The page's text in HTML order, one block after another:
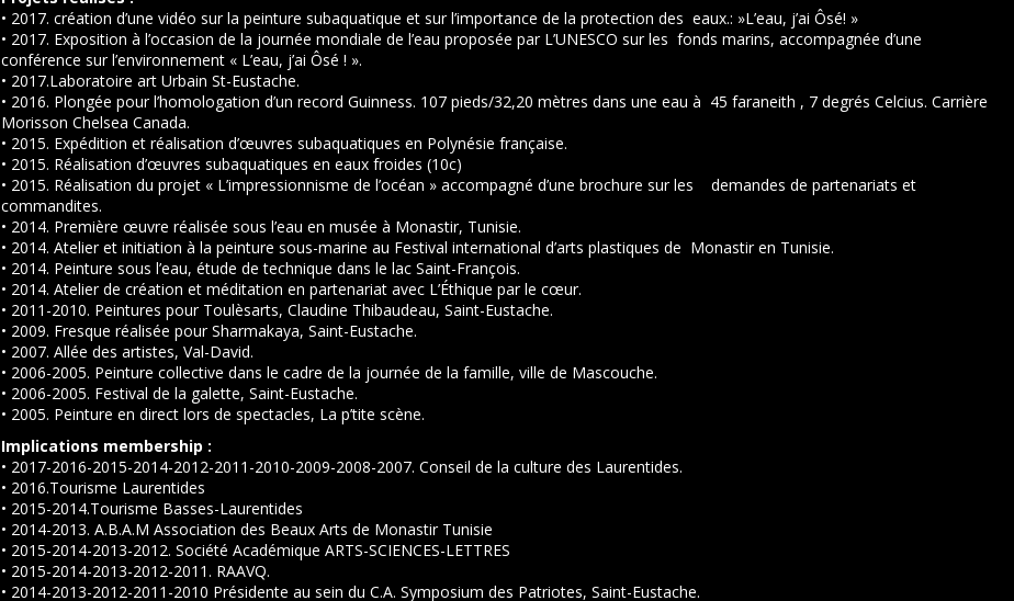
• 2017. création d’une vidéo sur la peinture subaquatique et sur l’importance de la protection des eaux.: »L’eau, j’ai Ôsé! »
• 2017. Exposition à l’occasion de la journée mondiale de l’eau proposée par L’UNESCO sur les fonds marins, accompagnée d’une
conférence sur l’environnement « L’eau, j’ai Ôsé ! ».
• 2017.Laboratoire art Urbain St-Eustache.
• 2016. Plongée pour l’homologation d’un record Guinness. 107 pieds/32,20 mètres dans une eau à 45 faraneith , 7 degrés Celcius. Carrière
Morisson Chelsea Canada.
• 2015. Expédition et réalisation d’œuvres subaquatiques en Polynésie française.
• 2015. Réalisation d’œuvres subaquatiques en eaux froides (10c)
• 2015. Réalisation du projet « L’impressionnisme de l’océan » accompagné d’une brochure sur les demandes de partenariats et
commandites.
• 2014. Première œuvre réalisée sous l’eau en musée à Monastir, Tunisie.
• 2014. Atelier et initiation à la peinture sous-marine au Festival international d’arts plastiques de Monastir en Tunisie.
• 2014. Peinture sous l’eau, étude de technique dans le lac Saint-François.
• 2014. Atelier de création et méditation en partenariat avec L’Éthique par le cœur.
• 2011-2010. Peintures pour Toulèsarts, Claudine Thibaudeau, Saint-Eustache.
• 2009. Fresque réalisée pour Sharmakaya, Saint-Eustache.
• 2007. Allée des artistes, Val-David.
• 2006-2005. Peinture collective dans le cadre de la journée de la famille, ville de Mascouche.
• 2006-2005. Festival de la galette, Saint-Eustache.
• 2005. Peinture en direct lors de spectacles, La p’tite scène.
Implications membership :
• 2017-2016-2015-2014-2012-2011-2010-2009-2008-2007. Conseil de la culture des Laurentides.
• 2016.Tourisme Laurentides
• 2015-2014.Tourisme Basses-Laurentides
• 2014-2013. A.B.A.M Association des Beaux Arts de Monastir Tunisie
• 2015-2014-2013-2012. Société Académique ARTS-SCIENCES-LETTRES
• 2015-2014-2013-2012-2011. RAAVQ.
• 2014-2013-2012-2011-2010 Présidente au sein du C.A. Symposium des Patriotes, Saint-Eustache.